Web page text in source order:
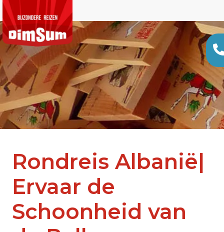
Rondreis Albanië|
Ervaar de
Schoonheid van